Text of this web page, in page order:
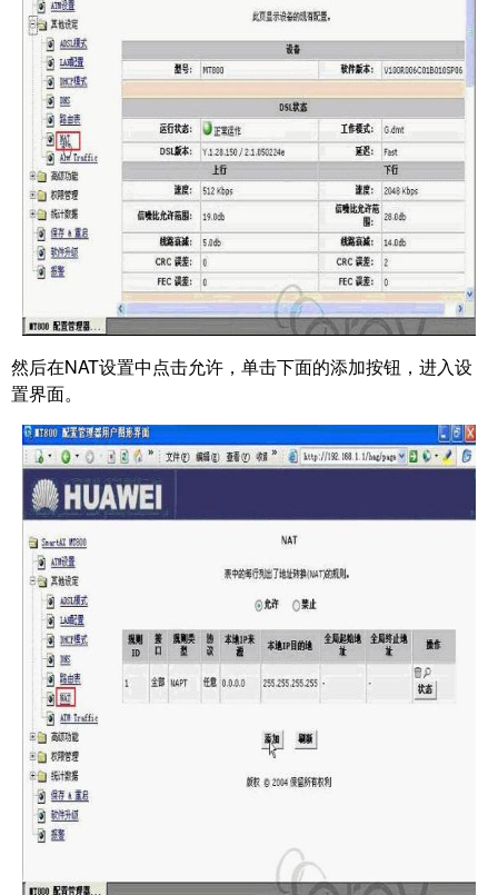
然后在NAT设置中点击允许，单击下面的添加按钮，进入设
置界面。